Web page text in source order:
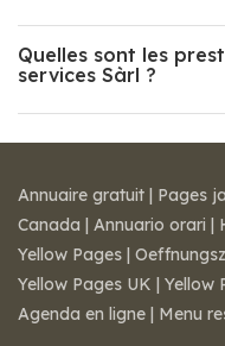
Quelles sont les
services Sàrl ?
Annuaire gratuit | Pages
Canada | Annuario orari |
Yellow Pages |
Yellow Pages UK | Yellow
Agenda en ligne | Menu